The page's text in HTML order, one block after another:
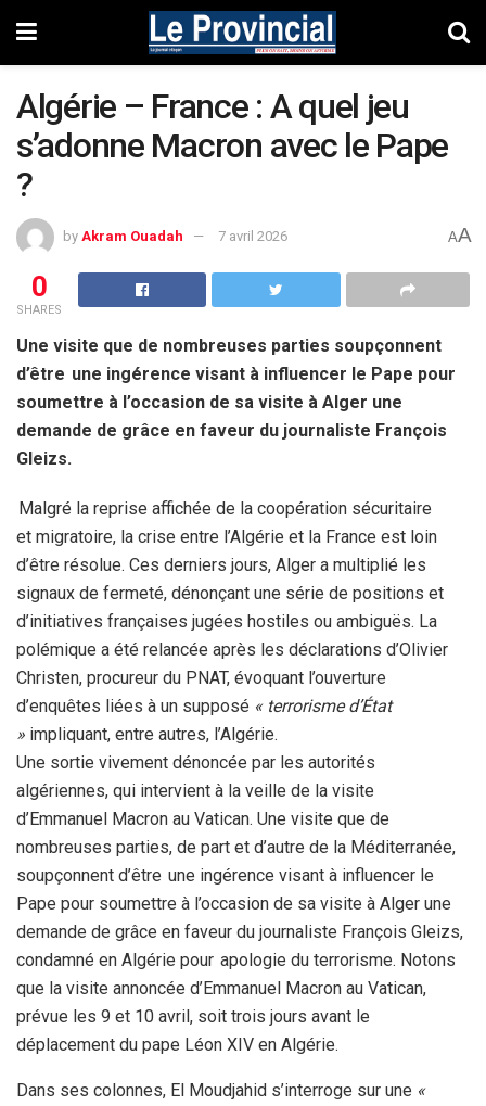
Algérie – France : A quel jeu
s’adonne Macron avec le Pape
?
by Akram Ouadah 7 avril 2026 AA
0
SHARES
Une visite que de nombreuses parties soupçonnent
d’être une ingérence visant à influencer le Pape pour
soumettre à l’occasion de sa visite à Alger une
demande de grâce en faveur du journaliste François
Gleizs.
Malgré la reprise affichée de la coopération sécuritaire
et migratoire, la crise entre l’Algérie et la France est loin
d’être résolue. Ces derniers jours, Alger a multiplié les
signaux de fermeté, dénonçant une série de positions et
d’initiatives françaises jugées hostiles ou ambiguës. La
polémique a été relancée après les déclarations d’Olivier
Christen, procureur du PNAT, évoquant l’ouverture
d’enquêtes liées à un supposé « terrorisme d’État
» impliquant, entre autres, l’Algérie.
Une sortie vivement dénoncée par les autorités
algériennes, qui intervient à la veille de la visite
d’Emmanuel Macron au Vatican. Une visite que de
nombreuses parties, de part et d’autre de la Méditerranée,
soupçonnent d’être une ingérence visant à influencer le
Pape pour soumettre à l’occasion de sa visite à Alger une
demande de grâce en faveur du journaliste François Gleizs,
condamné en Algérie pour apologie du terrorisme. Notons
que la visite annoncée d’Emmanuel Macron au Vatican,
prévue les 9 et 10 avril, soit trois jours avant le
déplacement du pape Léon XIV en Algérie.
Dans ses colonnes, El Moudjahid s’interroge sur une «